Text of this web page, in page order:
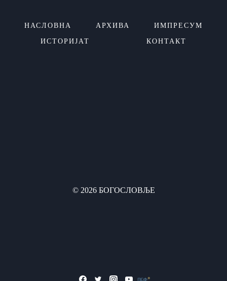
НАСЛОВНА АРХИВА ИМПРЕСУМ
ИСТОРИЈАТ КОНТАКТ
© 2026 БОГОСЛОВЉЕ